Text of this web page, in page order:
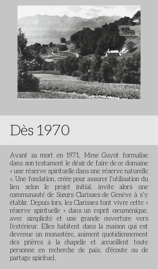
Dès 1970
Avant sa mort en 1971, Mme Guyot formalise
dans son testament le désir de faire de ce domaine
« une réserve spirituelle dans une réserve naturelle
». Une fondation, créée pour assurer l’utilisation du
lieu selon le projet initial, invite alors une
communauté de Sœurs Clarisses de Genève à s’y
établir. Depuis lors, les Clarisses font vivre cette «
réserve spirituelle » dans un esprit œcuménique,
avec simplicité et une grande ouverture vers
l’extérieur. Elles habitent dans la maison qui est
devenue un monastère, animent quotidiennement
des prières à la chapelle et accueillent toute
personne en recherche de paix, d’écoute ou de
partage spirituel.